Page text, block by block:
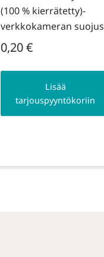
(100 % kierrätetty)-
verkkokameran suojus
0,20€
Lisää
tarjouspyyntökoriin